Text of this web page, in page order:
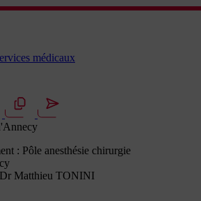
médicaux
: Pôle anesthésie chirurgie
Dr Matthieu TONINI